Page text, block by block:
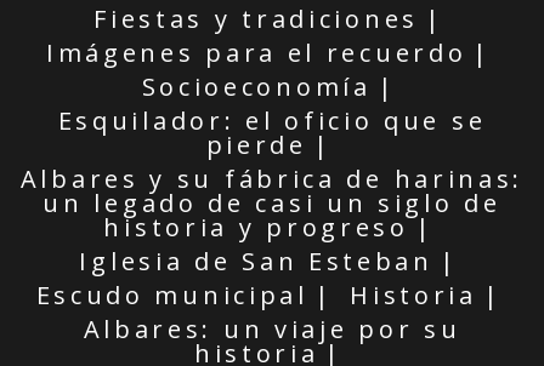
Fiestas y tradiciones
Imágenes para el recuerdo
Socioeconomía
Esquilador: el oficio que se
pierde
Albares y su fábrica de harinas:
un legado de casi un siglo de
historia y progreso
Iglesia de San Esteban
Escudo municipal
Historia
Albares: un viaje por su
historia